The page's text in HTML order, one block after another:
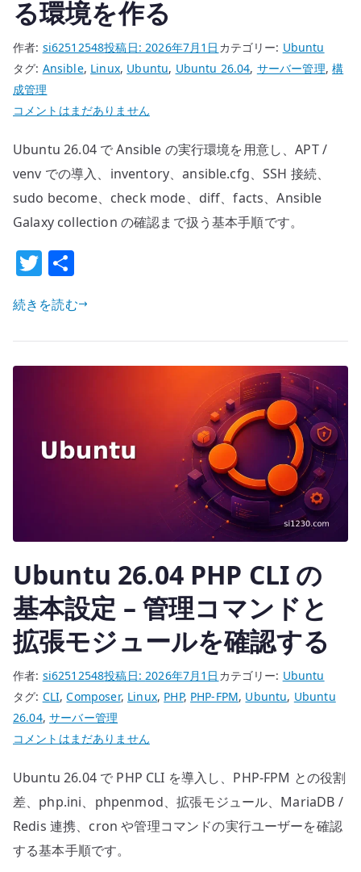
す
る
へ
の
る環境を作る
作者: si62512548投稿日: 2026年7月1日 カテゴリー: Ubuntu
タグ: Ansible, Linux, Ubuntu, Ubuntu 26.04, サーバー管理,構
成管理
Ubuntu
Ansible
の
基
本
定
–
構
管
る
へ
の
コメントはまだありません
Ubuntu 26.04 で Ansible の実行環境を用意し、APT /
venv での導入、inventory、ansible.cfg、SSH 接続、
sudo become、check mode、diff、facts、Ansible
Galaxy collection の確認まで扱う基本手順です。
T
w
it
te
r
続きを読む
Ubuntu 26.04 PHP CLI の
基本設定 – 管理コマンドと
拡張モジュールを確認する
作者: si62512548投稿日:2026年7月1日 カテゴリー: Ubuntu
タグ: CLI,Composer, Linux, PHP, PHP-FPM, Ubuntu, Ubuntu
26.04,サーバー管理
Ubuntu
PHP
CLI
の
基
コメントはまだありません
Ubuntu 26.04 で PHP CLI を導入し、PHP-FPM との役割
差、php.ini、phpenmod、拡張モジュール、MariaDB /
Redis 連携、cron や管理コマンドの実行ユーザーを確認
する基本手順です。